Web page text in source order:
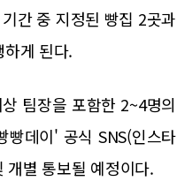
간 중 지정된 빵집 2곳과
게 된다.
팀장을 포함한 2~4명의
데이' 공식 SNS(인스타
개별 통보될 예정이다.